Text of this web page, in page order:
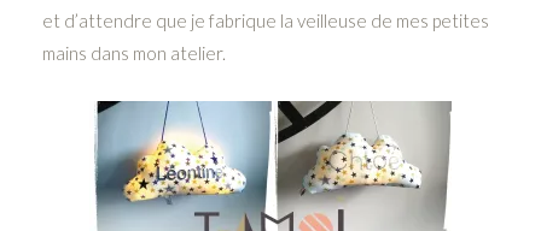
et d’attendre que je fabrique la veilleuse de mes petites
mains dans mon atelier.